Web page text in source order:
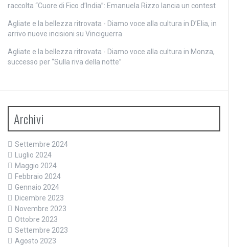
raccolta “Cuore di Fico d’India”: Emanuela Rizzo lancia un contest
Agliate e la bellezza ritrovata - Diamo voce alla cultura in D’Elia, in
arrivo nuove incisioni su Vinciguerra
Agliate e la bellezza ritrovata - Diamo voce alla cultura in Monza,
successo per “Sulla riva della notte”
Archivi
Settembre 2024
Luglio 2024
Maggio 2024
Febbraio 2024
Gennaio 2024
Dicembre 2023
Novembre 2023
Ottobre 2023
Settembre 2023
Agosto 2023